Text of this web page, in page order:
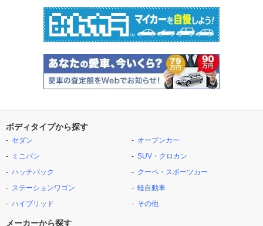
ボディタイプから探す
セダン
ミニバン
ハッチバック
ステーションワゴン
ハイブリッド
オープンカー
SUV・クロカン
クーペ・スポーツカー
軽自動車
その他
メーカーから探す